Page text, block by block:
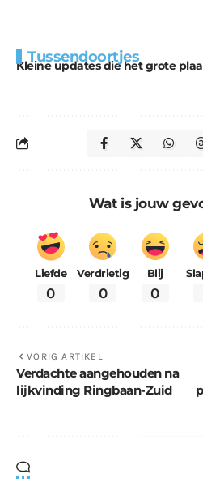
Tussendoortjes
Kleine updates die het grote
voor kabouters
Wat is jouw
Liefde
0
Verdrietig
0
Blij
0
VORIG ARTIKEL
Verdachte aangehouden na
lijkvinding Ringbaan-Zuid